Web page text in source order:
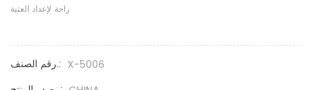
راحة لإعداد العتبة
رقم الصنف.: X-5006